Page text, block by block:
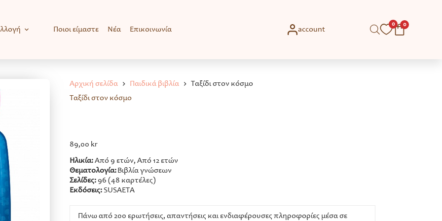
Ποιοι είμαστε Νέα Επικοινωνία account
0 0
Αρχική σελίδα Παιδικά βιβλία
Ταξίδι στον κόσμο
Ταξίδι στον κόσμο
89,00 kr
Ηλικία:Από 9 ετών, Από 12 ετών
Θεματολογία:Βιβλία γνώσεων
Σελίδες: 96 (48 καρτέλες)
Εκδόσεις: SUSAETA
Πάνω από 200 ερωτήσεις, απαντήσεις και ενδιαφέρουσες πληροφορίες μέσα σε